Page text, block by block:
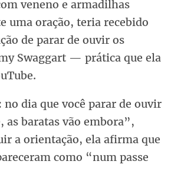
veneno e armadilhas
uma oração, teria recebido
de parar de ouvir os
Swaggart — prática que ela
no dia que você parar de ouvir
as baratas vão embora”,
a orientação, ela afirma que
como “num passe